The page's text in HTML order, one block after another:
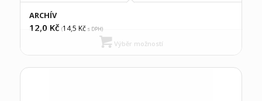
ARCHÍV
12,0 Kč (14,5 Kčs DPH)
Výběr možností